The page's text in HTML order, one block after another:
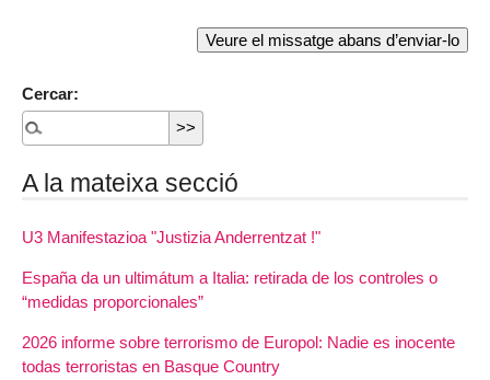
Cercar:
A la mateixa secció
U3 Manifestazioa "Justizia Anderrentzat !"
España da un ultimátum a Italia: retirada de los controles o
“medidas proporcionales”
2026 informe sobre terrorismo de Europol: Nadie es inocente
todas terroristas en Basque Country